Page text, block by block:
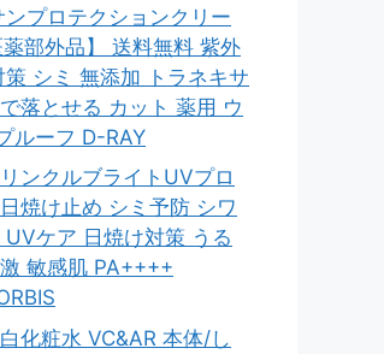
ンプロテクションクリー
部外品】 送料無料 紫外
シミ 無添加 トラネキサ
落とせる カット 薬用 ウ
ルーフ D-RAY
ンクルブライトUVプロ
焼け止め シミ予防 シワ
ケア 日焼け対策 うる
敏感肌 PA++++
化粧水 VC&AR 本体/し